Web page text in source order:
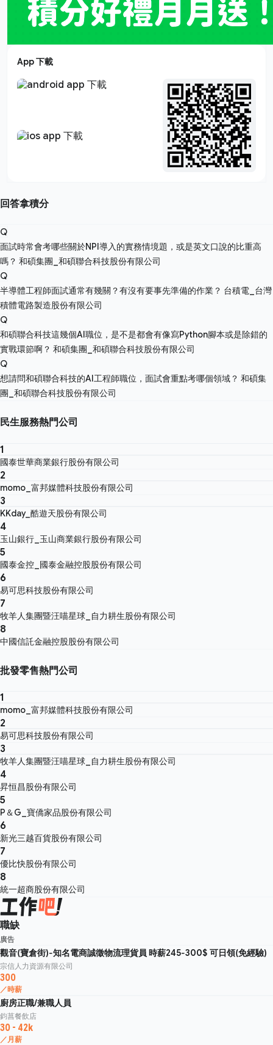
App 下載
回答拿積分
Q
面試時常會考哪些關於NPI導入的實務情境題，或是英文口說的比重高
嗎？ 和碩集團_和碩聯合科技股份有限公司
Q
半導體工程師面試通常有幾關？有沒有要事先準備的作業？ 台積電_台灣
積體電路製造股份有限公司
Q
和碩聯合科技這幾個AI職位，是不是都會有像寫Python腳本或是除錯的
實戰環節啊？ 和碩集團_和碩聯合科技股份有限公司
Q
想請問和碩聯合科技的AI工程師職位，面試會重點考哪個領域？ 和碩集
團_和碩聯合科技股份有限公司
民生服務熱門公司
1
國泰世華商業銀行股份有限公司
2
momo_富邦媒體科技股份有限公司
3
KKday_酷遊天股份有限公司
4
玉山銀行_玉山商業銀行股份有限公司
5
國泰金控_國泰金融控股股份有限公司
6
易可思科技股份有限公司
7
牧羊人集團暨汪喵星球_自力耕生股份有限公司
8
中國信託金融控股股份有限公司
批發零售熱門公司
1
momo_富邦媒體科技股份有限公司
2
易可思科技股份有限公司
3
牧羊人集團暨汪喵星球_自力耕生股份有限公司
4
昇恒昌股份有限公司
5
P＆G_寶僑家品股份有限公司
6
新光三越百貨股份有限公司
7
優比快股份有限公司
8
統一超商股份有限公司
職缺
廣告
觀音(寶倉街)-知名電商誠徵物流理貨員 時薪245-300$ 可日領(免經驗)
宗信人力資源有限公司
300
／時薪
廚房正職/兼職人員
鈞菖餐飲店
30 - 42k
／月薪